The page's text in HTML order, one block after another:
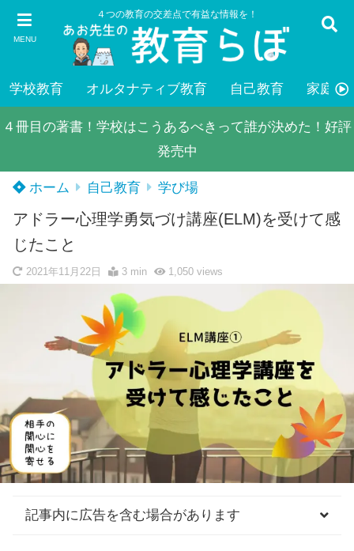
MENU
４つの教育の交差点で有益な情報を！
学校教育 オルタナティブ教育 自己教育 家庭教
４冊目の著書！学校はこうあるべきって誰が決めた！好評
発売中
ホーム 自己教育 学び場
アドラー心理学勇気づけ講座(ELM)を受けて感
じたこと
2021年11月22日 3 min 1,050views
記事内に広告を含む場合があります